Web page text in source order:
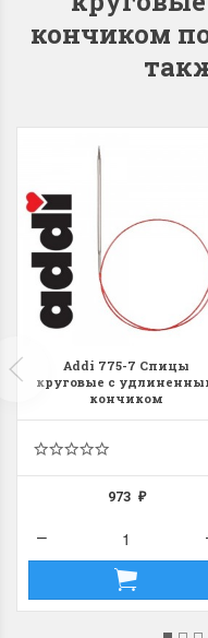
кончиком
Addi 775-7 Спицы
круговые с
кончиком
973 ₽